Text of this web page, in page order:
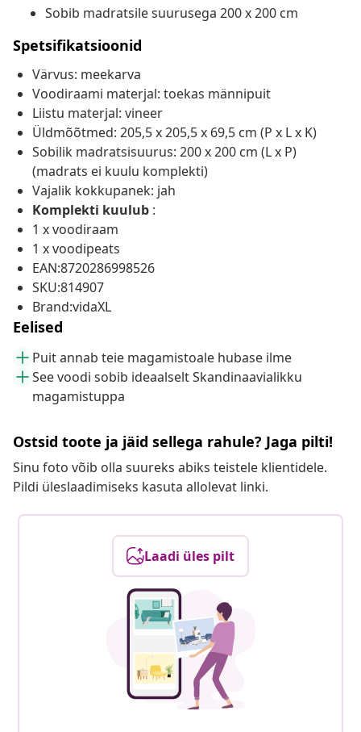
Sobib madratsile suurusega 200 x 200 cm
Spetsifikatsioonid
Värvus: meekarva
Voodiraami materjal: toekas männipuit
Liistu materjal: vineer
Üldmõõtmed: 205,5 x 205,5 x 69,5 cm (P x L x K)
Sobilik madratsisuurus: 200 x 200 cm (L x P)
(madrats ei kuulu komplekti)
Vajalik kokkupanek: jah
Komplekti kuulub :
1 x voodiraam
1 x voodipeats
EAN:8720286998526
SKU:814907
Brand:vidaXL
Eelised
Puit annab teie magamistoale hubase ilme
See voodi sobib ideaalselt Skandinaavialikku
magamistuppa
Ostsid toote ja jäid sellega rahule? Jaga pilti!
Sinu foto võib olla suureks abiks teistele klientidele.
Pildi üleslaadimiseks kasuta allolevat linki.
Laadi üles pilt